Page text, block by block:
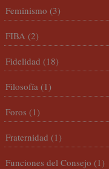
Feminismo (3)
FIBA (2)
Fidelidad (18)
Filosofía (1)
Foros (1)
Fraternidad (1)
Funciones del Consejo (1)